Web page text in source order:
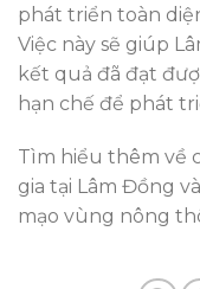
phát triển toàn
Việc này sẽ giúp
kết quả đã đạt
hạn chế để phát
Tìm hiểu thêm về
gia tại Lâm Đồng
mạo vùng nông